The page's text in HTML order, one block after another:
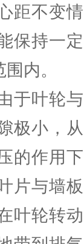
距不变
保持一
内。
于叶轮
极小，
的作用
片与墙
叶轮转